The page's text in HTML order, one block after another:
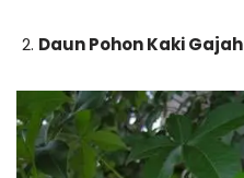
Daun Pohon Kaki Gajah